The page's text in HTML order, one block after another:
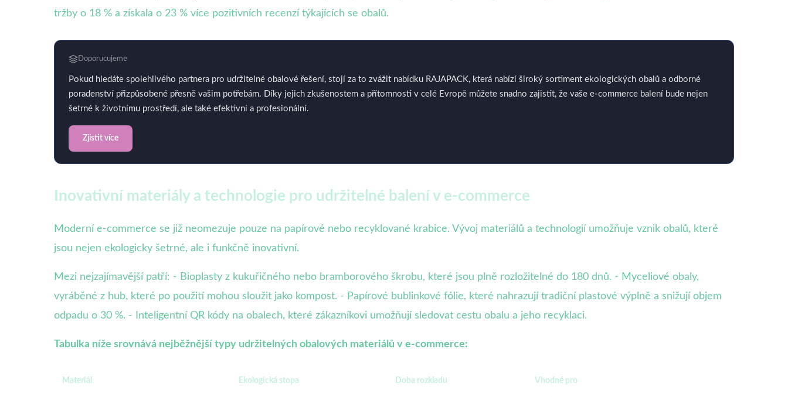
tržby o 18 % a získala o 23 % více pozitivních recenzí týkajících se obalů.
Doporucujeme
Pokud hledáte spolehlivého partnera pro udržitelné obalové řešení, stojí za to zvážit nabídku RAJAPACK, která nabízí široký sortiment ekologických obalů a odborné
poradenství přizpůsobené přesně vašim potřebám. Díky jejich zkušenostem a přítomnosti v celé Evropě můžete snadno zajistit, že vaše e-commerce balení bude nejen
šetrné k životnímu prostředí, ale také efektivní a profesionální.
Zjistit více
Inovativní materiály a technologie pro udržitelné balení v e-commerce
Moderní e-commerce se již neomezuje pouze na papírové nebo recyklované krabice. Vývoj materiálů a technologií umožňuje vznik obalů, které
jsou nejen ekologicky šetrné, ale i funkčně inovativní.
Mezi nejzajímavější patří: - Bioplasty z kukuřičného nebo bramborového škrobu, které jsou plně rozložitelné do 180 dnů. - Myceliové obaly,
vyráběné z hub, které po použití mohou sloužit jako kompost. - Papírové bublinkové fólie, které nahrazují tradiční plastové výplně a snižují objem
odpadu o 30 %. - Inteligentní QR kódy na obalech, které zákazníkovi umožňují sledovat cestu obalu a jeho recyklaci.
Tabulka níže srovnává nejběžnější typy udržitelných obalových materiálů v e-commerce:
Materiál Ekologická stopa Doba rozkladu Vhodné pro